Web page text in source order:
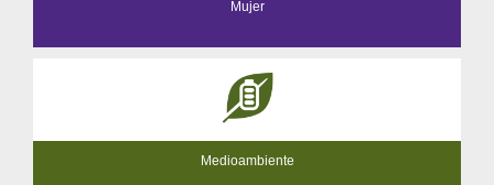
Mujer
Medioambiente